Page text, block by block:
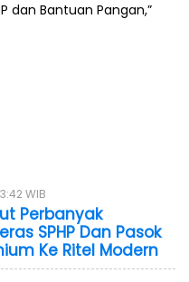
dan Bantuan Pangan,”
WIB
Perbanyak
SPHP Dan Pasok
Ke Ritel Modern